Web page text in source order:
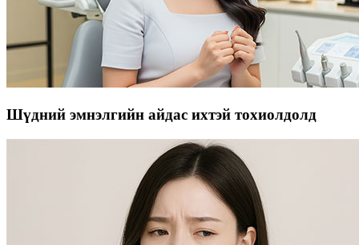
Шүдний эмнэлгийн айдас ихтэй тохиолдолд